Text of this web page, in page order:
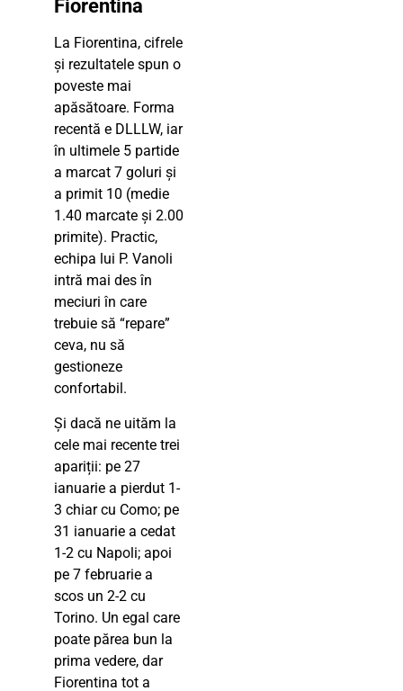
Fiorentina
La Fiorentina, cifrele
și rezultatele spun o
poveste mai
apăsătoare. Forma
recentă e DLLLW, iar
în ultimele 5 partide
a marcat 7 goluri și
a primit 10 (medie
1.40 marcate și 2.00
primite). Practic,
echipa lui P. Vanoli
intră mai des în
meciuri în care
trebuie să “repare”
ceva, nu să
gestioneze
confortabil.
Și dacă ne uităm la
cele mai recente trei
apariții: pe 27
ianuarie a pierdut 1-
3 chiar cu Como; pe
31 ianuarie a cedat
1-2 cu Napoli; apoi
pe 7 februarie a
scos un 2-2 cu
Torino. Un egal care
poate părea bun la
prima vedere, dar
Fiorentina tot a